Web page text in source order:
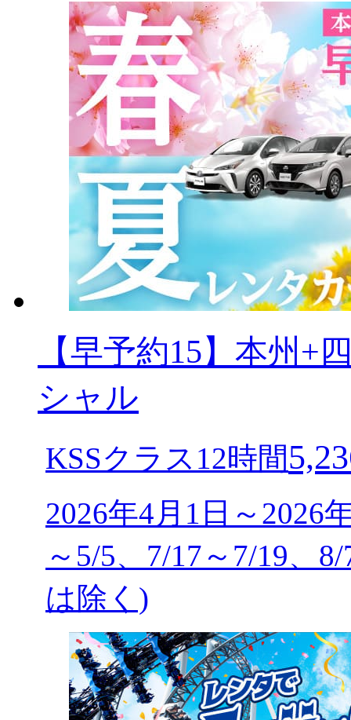
【早予約15】本州+
シャル
KSSクラス12時間
2026年4月1日～2026
～5/5、7/17～7/19、
は除く)